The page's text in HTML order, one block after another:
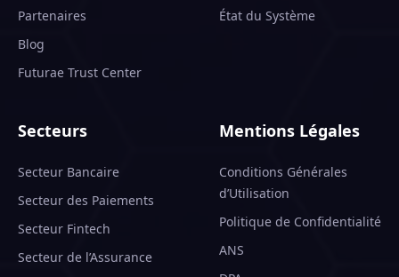
Partenaires
Blog
Futurae Trust Center
État du Système
Secteurs
Secteur Bancaire
Secteur des Paiements
Secteur Fintech
Secteur de l’Assurance
Mentions Légales
Conditions Générales
d’Utilisation
Politique de Confidentialité
ANS